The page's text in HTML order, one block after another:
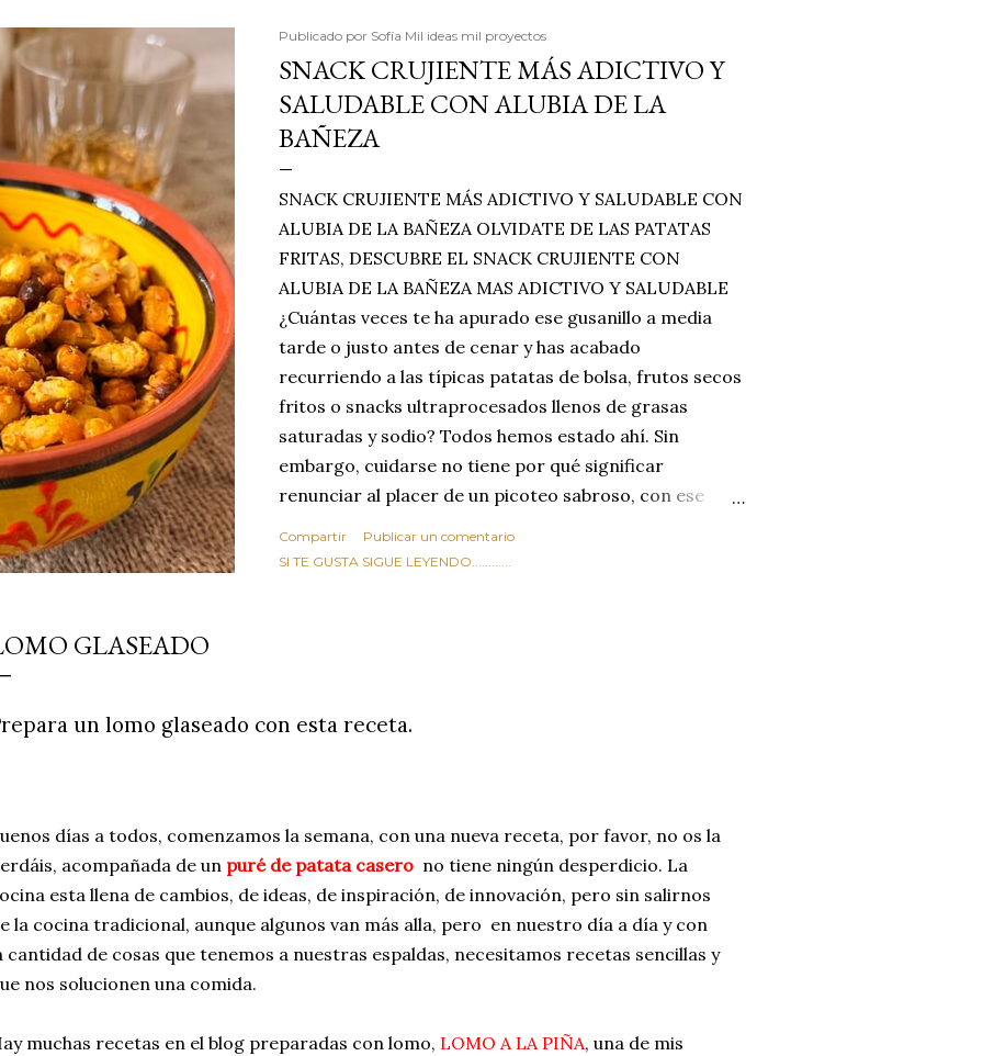
Publicado por Sofía Mil ideas mil proyectos
SNACK CRUJIENTE MÁS ADICTIVO Y
SALUDABLE CON ALUBIA DE LA
BAÑEZA
SNACK CRUJIENTE MÁS ADICTIVO Y SALUDABLE CON
ALUBIA DE LA BAÑEZA OLVIDATE DE LAS PATATAS
FRITAS, DESCUBRE EL SNACK CRUJIENTE CON
ALUBIA DE LA BAÑEZA MAS ADICTIVO Y SALUDABLE
¿Cuántas veces te ha apurado ese gusanillo a media
tarde o justo antes de cenar y has acabado
recurriendo a las típicas patatas de bolsa, frutos secos
fritos o snacks ultraprocesados llenos de grasas
saturadas y sodio? Todos hemos estado ahí. Sin
embargo, cuidarse no tiene por qué significar
renunciar al placer de un picoteo sabroso, con ese
Estas alubias crujientes al horno van a cambiar por
en un snack ligero, dorado, cargado de proteína y
Compartir
Publicar un comentario
SI TE GUSTA SIGUE LEYENDO............
GLASEADO
un lomo glaseado con esta receta.
días a todos, comenzamos la semana, con una nueva receta, por favor, no os la
acompañada de un puré de patata casero no tiene ningún desperdicio. La
esta llena de cambios, de ideas, de inspiración, de innovación, pero sin salirnos
la cocina tradicional, aunque algunos van más alla, pero en nuestro día a día y con
cantidad de cosas que tenemos a nuestras espaldas, necesitamos recetas sencillas y
nos solucionen una comida.
muchas recetas en el blog preparadas con lomo, LOMO A LA PIÑA, una de mis